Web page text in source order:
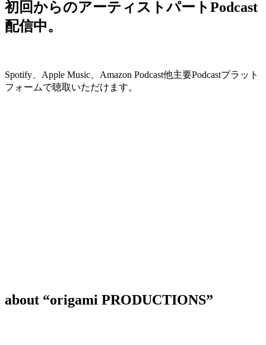
初回からのアーティストパートPodcast
配信中。
Spotify、Apple Music、Amazon Podcast他主要Podcastプラット
フォームで聴取いただけます。
about “origami PRODUCTIONS”